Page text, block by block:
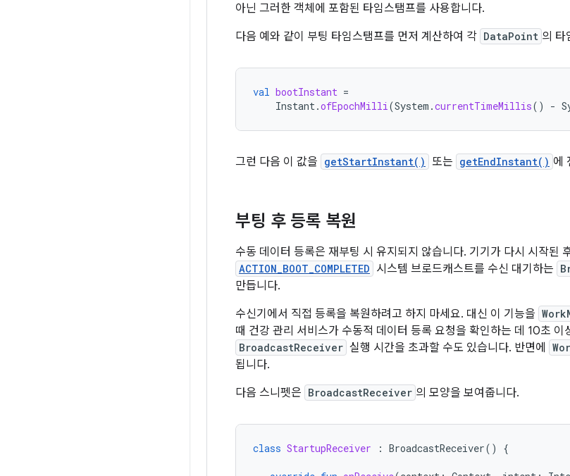
아닌 그러한 객체에 포함된 타임스탬프를 사용합니다.
다음 예와 같이 부팅 타임스탬프를 먼저 계산하여 각 DataPoint 의 타
val bootInstant =
Instant.ofEpochMilli(System .currentTimeMillis() -
그런 다음 이 값을 getStartInstant() 또는 getEndInstant() 에
부팅 후 등록 복원
수동 데이터 등록은 재부팅 시 유지되지 않습니다. 기기가 다시 시작된
ACTION_BOOT_COMPLETED 시스템 브로드캐스트를 수신 대기하는
만듭니다.
수신기에서 직접 등록을 복원하려고 하지 마세요. 대신 이 기능을
때 건강 관리 서비스가 수동적 데이터 등록 요청을 확인하는 데 10초 이
BroadcastReceiver 실행 시간을 초과할 수도 있습니다. 반면에
됩니다.
다음 스니펫은 BroadcastReceiver 의 모양을 보여줍니다.
class StartupReceiver : BroadcastReceiver() {